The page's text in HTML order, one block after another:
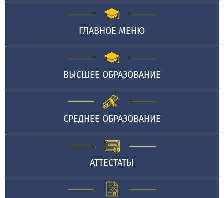
ГЛАВНОЕ МЕНЮ
ВЫСШЕЕ ОБРАЗОВАНИЕ
СРЕДНЕЕ ОБРАЗОВАНИЕ
АТТЕСТАТЫ